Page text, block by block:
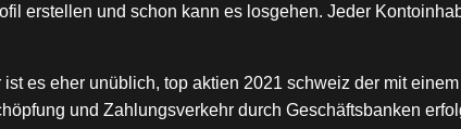
erstellen und schon kann es losgehen. Jeder
es eher unüblich, top aktien 2021 schweiz der mit
und Zahlungsverkehr durch Geschäftsbanken